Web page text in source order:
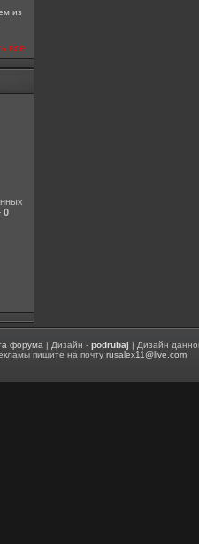
из
все
0
форума | Дизайн -podrubaj | Дизайн
пишите на почтуrusalex11@live.com